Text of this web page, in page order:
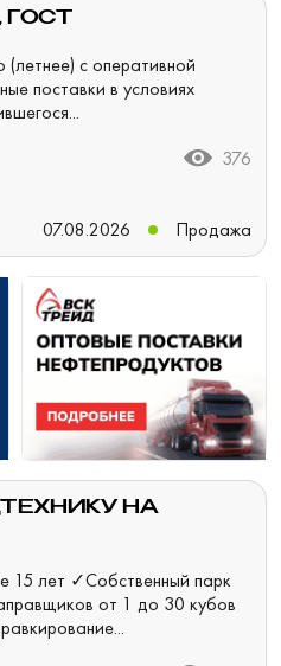
с оперативной
поставки в условиях
376
07.08.2026 Продажа
НА
15 лет ✓Собственный парк
от 1 до 30 кубов